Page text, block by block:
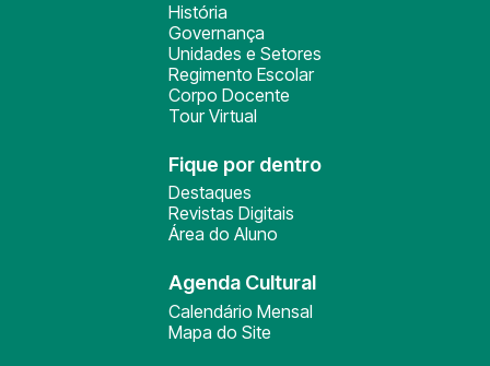
História
Governança
Unidades e Setores
Regimento Escolar
Corpo Docente
Tour Virtual
Fique por dentro
Destaques
Revistas Digitais
Área do Aluno
Agenda Cultural
Calendário Mensal
Mapa do Site